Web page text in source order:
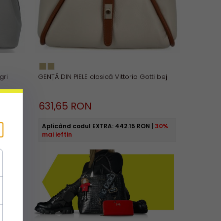
56%
GENȚĂ DIN PIELE clasică Vittoria Gotti bej
631,65 RON
Aplicând codul EXTRA: 442.15 RON
30%
mai ieftin